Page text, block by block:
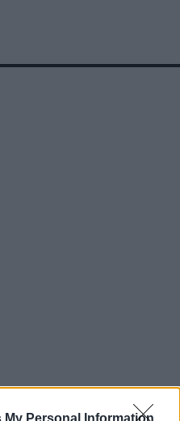
My Personal Information